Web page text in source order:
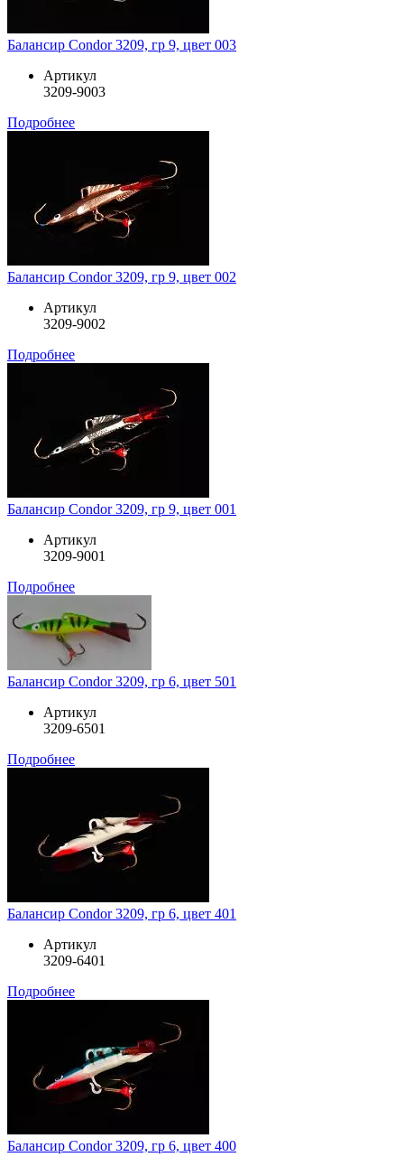
Балансир Condor 3209, гр 9, цвет 003
Артикул
3209-9003
Подробнее
Балансир Condor 3209, гр 9, цвет 002
Артикул
3209-9002
Подробнее
Балансир Condor 3209, гр 9, цвет 001
Артикул
3209-9001
Подробнее
Балансир Condor 3209, гр 6, цвет 501
Артикул
3209-6501
Подробнее
Балансир Condor 3209, гр 6, цвет 401
Артикул
3209-6401
Подробнее
Балансир Condor 3209, гр 6, цвет 400